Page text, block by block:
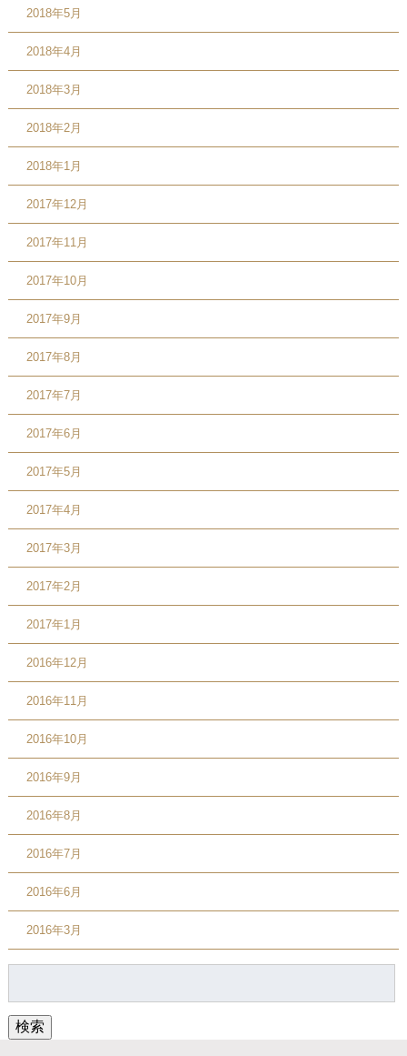
2018年5月
2018年4月
2018年3月
2018年2月
2018年1月
2017年12月
2017年11月
2017年10月
2017年9月
2017年8月
2017年7月
2017年6月
2017年5月
2017年4月
2017年3月
2017年2月
2017年1月
2016年12月
2016年11月
2016年10月
2016年9月
2016年8月
2016年7月
2016年6月
2016年3月
検索